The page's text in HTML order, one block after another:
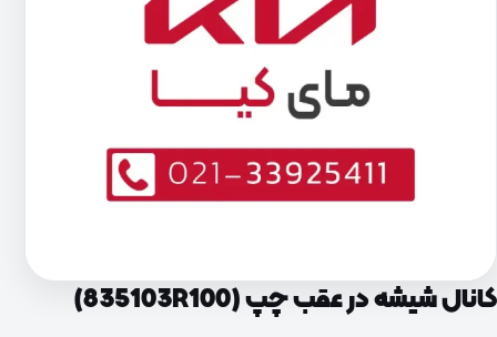
کانال شیشه در عقب چپ (835103R100)